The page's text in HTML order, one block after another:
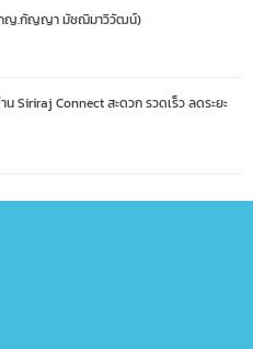
ภกญ.กัญญา มัชฌิมาวิวัฒน์)
Siriraj Connect สะดวก รวดเร็ว ลดระยะ